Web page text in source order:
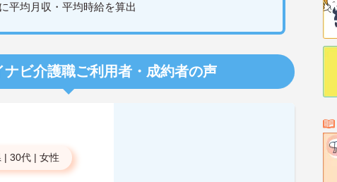
平均月収・平均時給を算出
ナビ介護職ご利用者・成約者の声
| 30代 | 女性